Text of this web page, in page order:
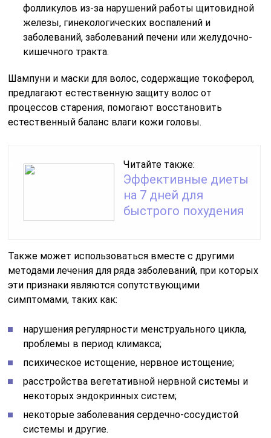
фолликулов из-за нарушений работы щитовидной
железы, гинекологических воспалений и
заболеваний, заболеваний печени или желудочно-
кишечного тракта.
Шампуни и маски для волос, содержащие токоферол,
предлагают естественную защиту волос от
процессов старения, помогают восстановить
естественный баланс влаги кожи головы.
Читайте также:
Эффективные диеты
на 7 дней для
быстрого похудения
Также может использоваться вместе с другими
методами лечения для ряда заболеваний, при которых
эти признаки являются сопутствующими
симптомами, таких как:
нарушения регулярности менструального цикла,
проблемы в период климакса;
психическое истощение, нервное истощение;
расстройства вегетативной нервной системы и
некоторых эндокринных систем;
некоторые заболевания сердечно-сосудистой
системы и другие.